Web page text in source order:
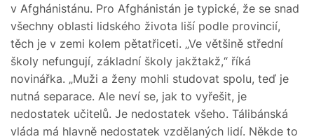
v Afghánistánu. Pro Afghánistán je typické, že se snad
všechny oblasti lidského života liší podle provincií,
těch je v zemi kolem pětatřiceti. „Ve většině střední
školy nefungují, základní školy jakžtakž,“ říká
novinářka. „Muži a ženy mohli studovat spolu, teď je
nutná separace. Ale neví se, jak to vyřešit, je
nedostatek učitelů. Je nedostatek všeho. Tálibánská
vláda má hlavně nedostatek vzdělaných lidí. Někde to